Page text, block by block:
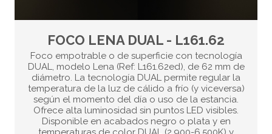
FOCO LENA DUAL - L161.62
Foco empotrable o de superficie con tecnología
DUAL, modelo Lena (Ref: L161.62ed), de 62 mm de
diámetro. La tecnología DUAL permite regular la
temperatura de la luz de cálido a frío (y viceversa)
según el momento del día o uso de la estancia.
Ofrece alta luminosidad sin puntos LED visibles.
Disponible en acabados negro o plata y en